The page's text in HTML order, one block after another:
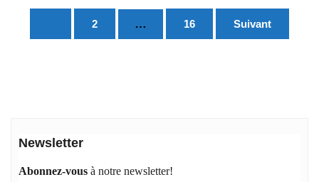
des
2 … 16 Suivant
Newsletter
Abonnez-vous à notre newsletter!